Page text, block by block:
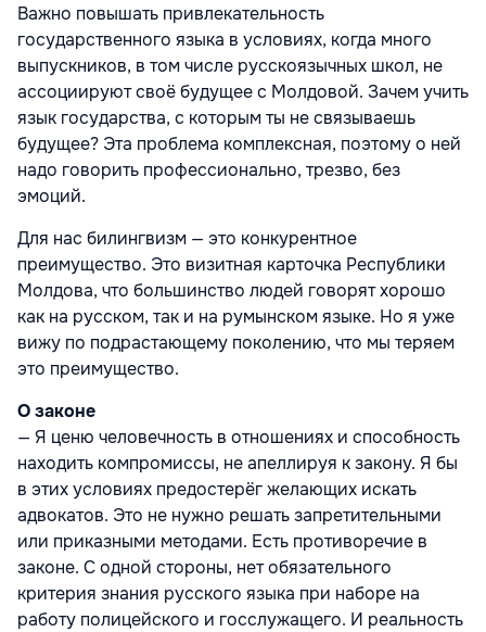
Важно повышать привлекательность
государственного языка в условиях, когда много
выпускников, в том числе русскоязычных школ, не
ассоциируют своё будущее с Молдовой. Зачем учить
язык государства, с которым ты не связываешь
будущее? Эта проблема комплексная, поэтому о ней
надо говорить профессионально, трезво, без
эмоций.
Для нас билингвизм — это конкурентное
преимущество. Это визитная карточка Республики
Молдова, что большинство людей говорят хорошо
как на русском, так и на румынском языке. Но я уже
вижу по подрастающему поколению, что мы теряем
это преимущество.
О законе
— Я ценю человечность в отношениях и способность
находить компромиссы, не апеллируя к закону. Я бы
в этих условиях предостерёг желающих искать
адвокатов. Это не нужно решать запретительными
или приказными методами. Есть противоречие в
законе. С одной стороны, нет обязательного
критерия знания русского языка при наборе на
работу полицейского и госслужащего. И реальность